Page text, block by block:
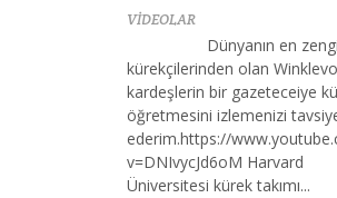
VİDEOLAR
Dünyanın en
kürekçilerinden olan
kardeşlerin bir gazeteceiye
öğretmesini izlemenizi
ederim.https://
v=DNIvycJd6oM Harvard
Üniversitesi kürek takımı...